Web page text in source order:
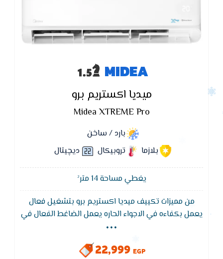
MIDEA
ميديا اكستريم برو
Midea XTREME Pro
بارد / ساخن
بلازما
تروبيكال ديچيتال
يغطي مساحة 14 متر²
من مميزات تكييف ميديا اكستريم برو بتشغيل فعال
يعمل بكفاءه في الاجواء الحاره يعمل الضاغط الفعال في
بكفاءه عاليه و استهلاك منخفض للكهرباء مما يؤدي الي
تبريد قوي حقيقي للمكان المكيف
...
22,999 EGP